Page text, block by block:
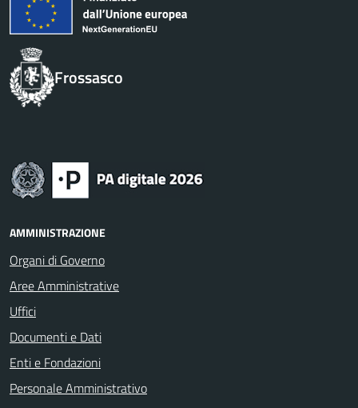
Frossasco
AMMINISTRAZIONE
Organi di Governo
Aree Amministrative
Uffici
Documenti e Dati
Enti e Fondazioni
Personale Amministrativo